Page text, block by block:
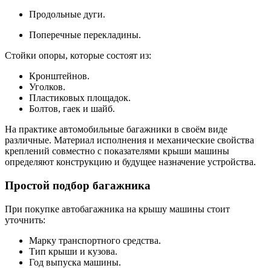
Продольные дуги.
Поперечные перекладины.
Стойки опоры, которые состоят из:
Кронштейнов.
Уголков.
Пластиковых площадок.
Болтов, гаек и шайб.
На практике автомобильные багажники в своём виде
различные. Материал исполнения и механические свойства
креплений совместно с показателями крыши машины
определяют конструкцию и будущее назначение устройства.
Простой подбор багажника
При покупке автобагажника на крышу машины стоит
уточнить:
Марку транспортного средства.
Тип крыши и кузова.
Год выпуска машины.